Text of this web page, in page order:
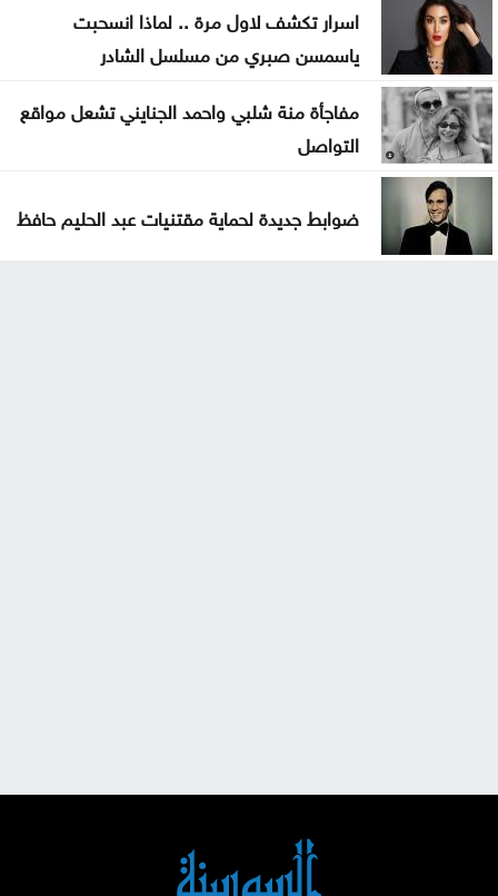
اسرار تكشف لاول مرة .. لماذا انسحبت
ياسمسن صبري من مسلسل الشادر
مفاجأة منة شلبي واحمد الجنايني تشعل مواقع
التواصل
ضوابط جديدة لحماية مقتنيات عبد الحليم حافظ